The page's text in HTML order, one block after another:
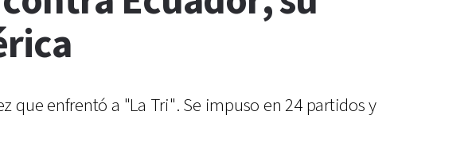
que enfrentó a "La Tri". Se impuso en 24 partidos y